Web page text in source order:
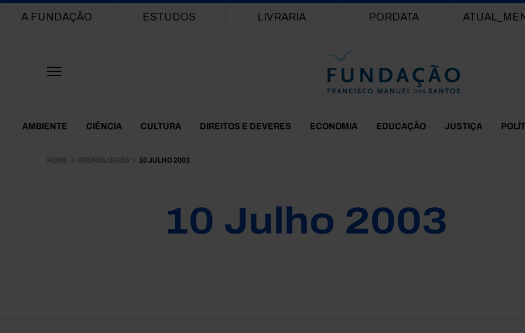
Main navigation
A FUNDAÇÃO ESTUDOS LIVRARIA PORDATA
Themes Menu
AMBIENTE CIÊNCIA CULTURA DIREITOS E DEVERES ECONOMIA EDUCAÇÃO JUSTIÇA
HOME CRONOLOGIAS 10 JULHO 2003
10 Julho 2003